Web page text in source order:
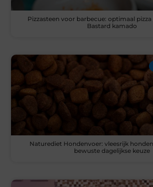
Pizzasteen voor barbecue: optimaal
Bastard kamado
Naturediet Hondenvoer: vleesrijk
bewuste dagelijkse keuze